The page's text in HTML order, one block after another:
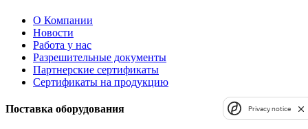
О Компании
Новости
Работа у нас
Разрешительные документы
Партнерские сертификаты
Сертификаты на продукцию
Поставка оборудования Privacy notice